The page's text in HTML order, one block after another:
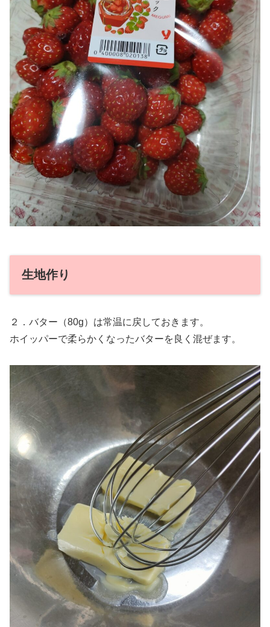
生地作り
２．バター（80g）は常温に戻しておきます。
ホイッパーで柔らかくなったバターを良く混ぜます。